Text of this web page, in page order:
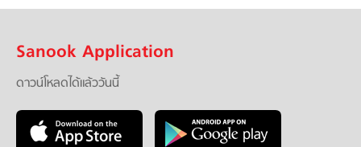
Sanook Application
ดาวน์โหลดได้แล้ววันนี้